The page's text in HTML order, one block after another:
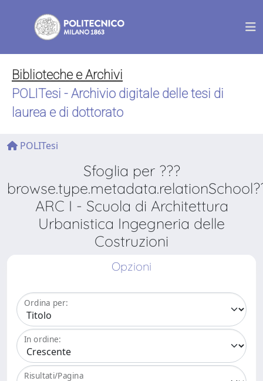
Biblioteche e Archivi
POLITesi - Archivio digitale delle tesi di
laurea e di dottorato
POLITesi
Sfoglia per ???
ARC I - Scuola di Architettura
Urbanistica Ingegneria delle
Costruzioni
Opzioni
Ordina per:
In ordine:
Risultati/Pagina